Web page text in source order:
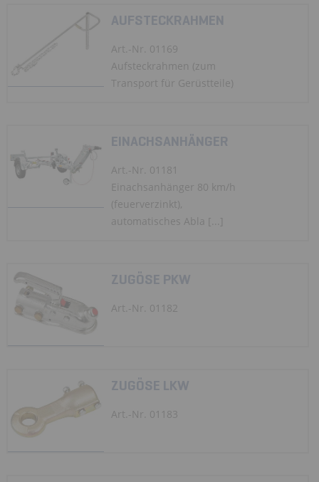
AUFSTECKRAHMEN
Art.-Nr. 01169
Aufsteckrahmen (zum
Transport für Gerüstteile)
EINACHSANHÄNGER
Art.-Nr. 01181
Einachsanhänger 80 km/h
(feuerverzinkt),
automatisches Abla [...]
ZUGÖSE PKW
Art.-Nr. 01182
ZUGÖSE LKW
Art.-Nr. 01183